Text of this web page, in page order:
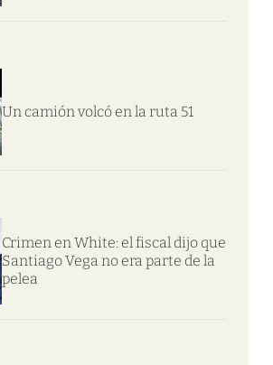
Un camión volcó en la ruta 51
Crimen en White: el fiscal dijo que
Santiago Vega no era parte de la
pelea